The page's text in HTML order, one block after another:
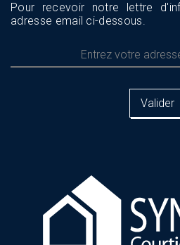
Pour recevoir notre lettre
adresse email ci-dessous.
ici